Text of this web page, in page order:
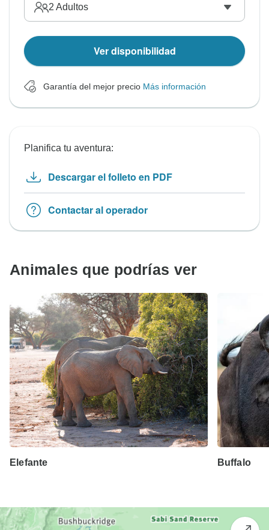
2 Adultos
Ver disponibilidad
Garantía del mejor precio Más información
Planifica tu aventura:
Descargar el folleto en PDF
Contactar al operador
Animales que podrías ver
Elefante Buffalo